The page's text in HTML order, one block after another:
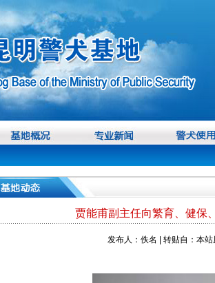
贾能甫副主任向繁育、健保
发布人：佚名 | 转贴自：本